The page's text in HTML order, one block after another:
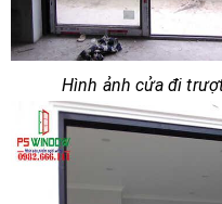
Hình ảnh cửa đi